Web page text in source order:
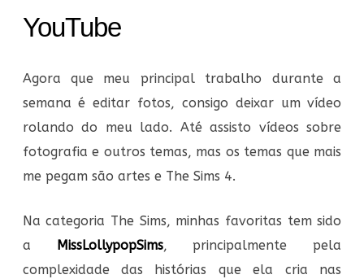
YouTube
Agora que meu principal trabalho durante a
semana é editar fotos, consigo deixar um vídeo
rolando do meu lado. Até assisto vídeos sobre
fotografia e outros temas, mas os temas que mais
me pegam são artes e The Sims 4.
Na categoria The Sims, minhas favoritas tem sido
a
MissLollypopSims, principalmente pela
complexidade das histórias que ela cria nas